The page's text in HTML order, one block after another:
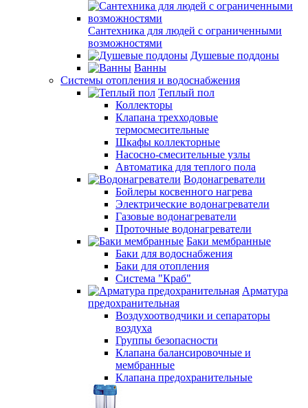
Сантехника для людей с ограниченными
возможностями
Душевые поддоны
Ванны
Системы отопления и водоснабжения
Теплый пол
Коллекторы
Клапана трехходовые
термосмесительные
Шкафы коллекторные
Насосно-смесительные узлы
Автоматика для теплого пола
Водонагреватели
Бойлеры косвенного нагрева
Электрические водонагреватели
Газовые водонагреватели
Проточные водонагреватели
Баки мембранные
Баки для водоснабжения
Баки для отопления
Система "Краб"
Арматура
предохранительная
Воздухоотводчики и сепараторы
воздуха
Группы безопасности
Клапана балансировочные и
мембранные
Клапана предохранительные